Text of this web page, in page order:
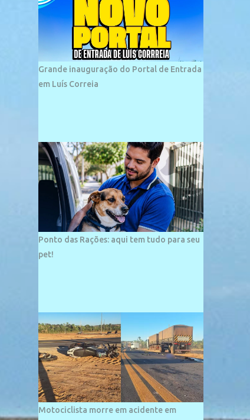
km de paisagens exuberantes. Possui ondas
suaves devido ao extensivo molhe de pedras
que não chegam a 2 metros de altura, não
apresentando dunas em seu espaço
geográfico. Não se sabe ao certo porque a
praia leva esse nome, e muitas das suas
vizinhos. O bairro onde se localiza a praia é
palco de amplos investimentos e projetos
grandiosos como hotéis, pousadas e
residências de veraneio de grande porte. O
maior empreendimento fixado nessa área é
o SESC Praia, inaugurado em 12 de julho de
1996. Com arquitetura moderna,...
Grande inauguração do Portal de Entrada
em Luís Correia
Ponto das Rações: aqui tem tudo para seu
pet!
Motociclista morre em acidente em